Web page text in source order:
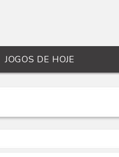
JOGOS DE HOJE